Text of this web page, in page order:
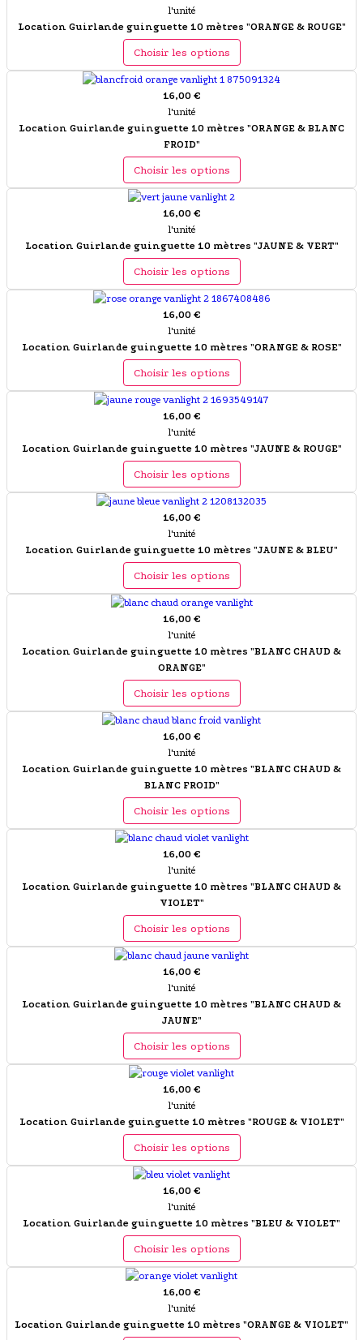
l'unité
Location Guirlande guinguette 10 mètres "ORANGE & ROUGE"
Choisir les options
16,00 €
l'unité
Location Guirlande guinguette 10 mètres "ORANGE & BLANC
FROID"
Choisir les options
16,00 €
l'unité
Location Guirlande guinguette 10 mètres "JAUNE & VERT"
Choisir les options
16,00 €
l'unité
Location Guirlande guinguette 10 mètres "ORANGE & ROSE"
Choisir les options
16,00 €
l'unité
Location Guirlande guinguette 10 mètres "JAUNE & ROUGE"
Choisir les options
16,00 €
l'unité
Location Guirlande guinguette 10 mètres "JAUNE & BLEU"
Choisir les options
16,00 €
l'unité
Location Guirlande guinguette 10 mètres "BLANC CHAUD &
ORANGE"
Choisir les options
16,00 €
l'unité
Location Guirlande guinguette 10 mètres "BLANC CHAUD &
BLANC FROID"
Choisir les options
16,00 €
l'unité
Location Guirlande guinguette 10 mètres "BLANC CHAUD &
VIOLET"
Choisir les options
16,00 €
l'unité
Location Guirlande guinguette 10 mètres "BLANC CHAUD &
JAUNE"
Choisir les options
16,00 €
l'unité
Location Guirlande guinguette 10 mètres "ROUGE & VIOLET"
Choisir les options
16,00 €
l'unité
Location Guirlande guinguette 10 mètres "BLEU & VIOLET"
Choisir les options
16,00 €
l'unité
Location Guirlande guinguette 10 mètres "ORANGE & VIOLET"